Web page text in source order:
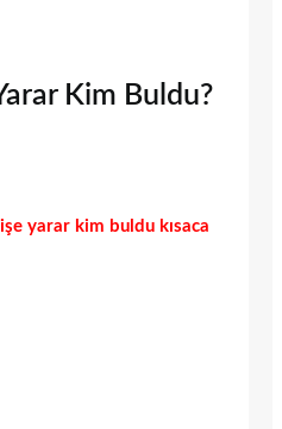
Kim Buldu?
yarar kim buldu kısaca